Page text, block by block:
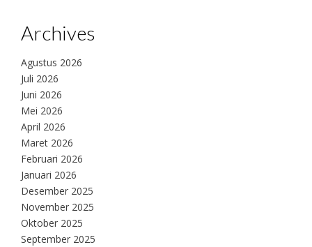
Archives
Agustus 2026
Juli 2026
Juni 2026
Mei 2026
April 2026
Maret 2026
Februari 2026
Januari 2026
Desember 2025
November 2025
Oktober 2025
September 2025